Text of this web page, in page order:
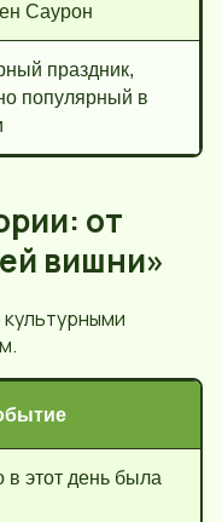
Саурон
праздник,
популярный в
от
вишни»
этот день была